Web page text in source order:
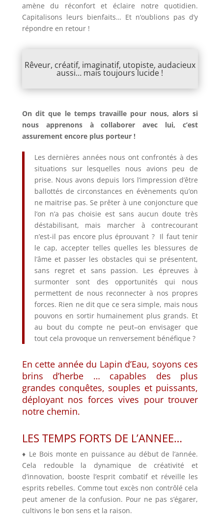
amène du réconfort et éclaire notre quotidien.
Capitalisons leurs bienfaits… Et n’oublions pas d’y
répondre en retour !
Rêveur, créatif, imaginatif, utopiste, audacieux
aussi… mais toujours lucide !
On dit que le temps travaille pour nous, alors si
nous apprenons à collaborer avec lui, c’est
assurement encore plus porteur !
Les dernières années nous ont confrontés à des
situations sur lesquelles nous avions peu de
prise. Nous avons depuis lors l’impression d’être
ballottés de circonstances en évènements qu’on
ne maitrise pas. Se prêter à une conjoncture que
l’on n’a pas choisie est sans aucun doute très
déstabilisant, mais marcher à contrecourant
n’est-il pas encore plus éprouvant ? Il faut tenir
le cap, accepter telles quelles les blessures de
l’âme et passer les obstacles qui se présentent,
sans regret et sans passion. Les épreuves à
surmonter sont des opportunités qui nous
permettent de nous reconnecter à nos propres
forces. Rien ne dit que ce sera simple, mais nous
pouvons en sortir humainement plus grands. Et
au bout du compte ne peut–on envisager que
tout cela provoque un renversement bénéfique ?
En cette année du Lapin d’Eau, soyons ces
brins d’herbe … capables des plus
grandes conquêtes, souples et puissants,
déployant nos forces vives pour trouver
notre chemin.
LES TEMPS FORTS DE L’ANNEE…
♦ Le Bois monte en puissance au début de l’année.
Cela redouble la dynamique de créativité et
d’innovation, booste l’esprit combatif et réveille les
esprits rebelles. Comme tout excès non contrôlé cela
peut amener de la confusion. Pour ne pas s’égarer,
cultivons le bon sens et la raison.